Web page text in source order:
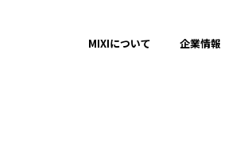
MIXIについて 企業情報